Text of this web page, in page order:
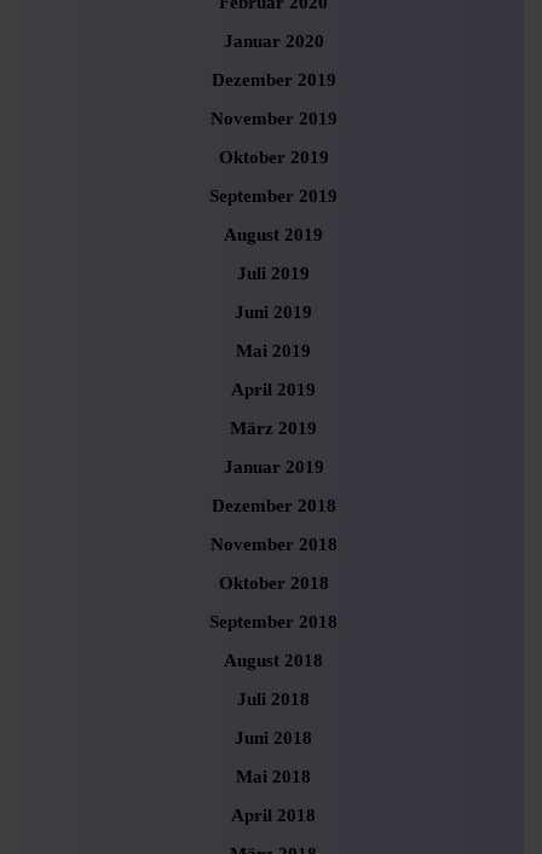
Januar 2020
Dezember 2019
November 2019
Oktober 2019
September 2019
August 2019
Juli 2019
Juni 2019
Mai 2019
April 2019
März 2019
Januar 2019
Dezember 2018
November 2018
Oktober 2018
September 2018
August 2018
Juli 2018
Juni 2018
Mai 2018
April 2018